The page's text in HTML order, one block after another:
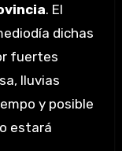
. El
dichas
fuertes
lluvias
y posible
estará